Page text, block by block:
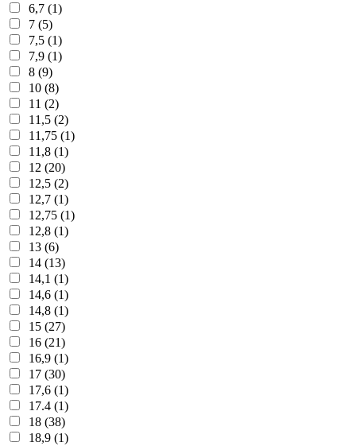
6,7 (1)
7 (5)
7,5 (1)
7,9 (1)
8 (9)
10 (8)
11 (2)
11,5 (2)
11,75 (1)
11,8 (1)
12 (20)
12,5 (2)
12,7 (1)
12,75 (1)
12,8 (1)
13 (6)
14 (13)
14,1 (1)
14,6 (1)
14,8 (1)
15 (27)
16 (21)
16,9 (1)
17 (30)
17,6 (1)
17.4 (1)
18 (38)
18,9 (1)